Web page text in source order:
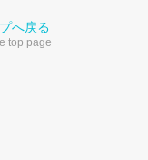
へ戻る
top page